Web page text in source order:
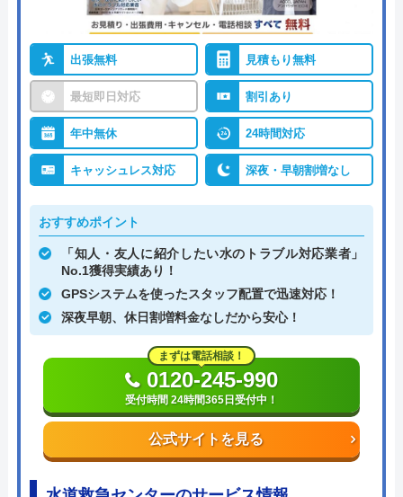
出張無料 見積もり無料
最短即日対応 割引あり
年中無休 24時間対応
キャッシュレス対応 深夜・早朝割増なし
おすすめポイント
「知人・友人に紹介したい水のトラブル対応業者」
No.1獲得実績あり！
GPSシステムを使ったスタッフ配置で迅速対応！
深夜早朝、休日割増料金なしだから安心！
公式サイトを見る
まずは電話相談！
0120-245-990
受付時間 24時間365日受付中！